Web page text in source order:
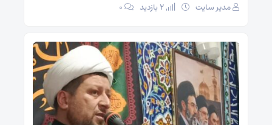
مدیر سایت ۰